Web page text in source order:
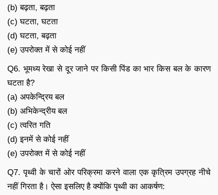
(b) बढ़ता, बढ़ता
(c) घटता, घटता
(d) घटता, बढ़ता
(e) उपरोक्त में से कोई नहीं
Q6. भूमध्य रेखा से दूर जाने पर किसी पिंड का भार किस बल के कारण
घटता है?
(a) अपकेन्द्रिय बल
(b) अभिकेन्द्रीय बल
(c) त्वरित गति
(d) इनमें से कोई नहीं
(e) उपरोक्त में से कोई नहीं
Q7. पृथ्वी के चारों ओर परिक्रमा करने वाला एक कृत्रिम उपग्रह नीचे
नहीं गिरता है। ऐसा इसलिए है क्योंकि पृथ्वी का आकर्षण: